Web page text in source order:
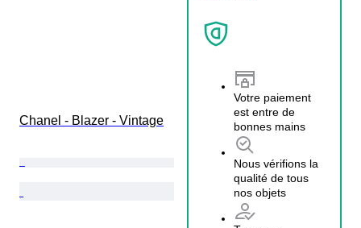
Votre paiement
est entre de
bonnes mains
Nous vérifions la
qualité de tous
nos objets
Chanel - Blazer - Vintage